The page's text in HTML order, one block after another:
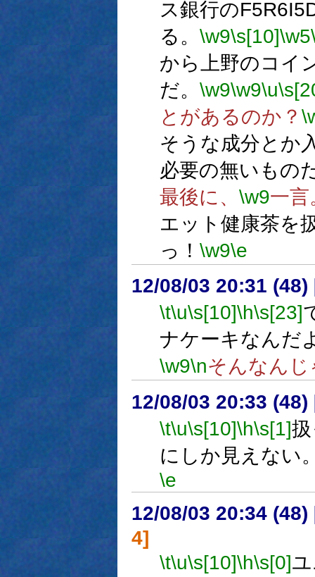
ス銀行の
る。 \w9\s[10]\w5
から上野のコイ
だ。 \w9\w9\u
とがあるのか？
そうな成分とか
必要の無いもの
最後に、 \w9一言
エット健康茶を
っ！ \w9\e
12/08/03 20:31 (48)
\t\u\s[10]\h\s[23]
ナケーキなんだ
\w9\nそんなん
12/08/03 20:33 (48)
\t\u\s[10]\h\s[1]
にしか見えない
\e
12/08/03 20:34 (48)
4]
\t\u\s[10]\h\s[0]